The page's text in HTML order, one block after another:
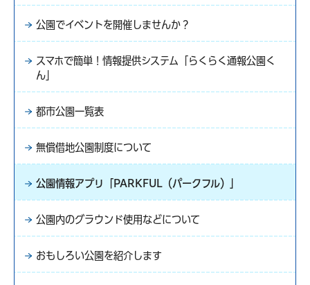
公園でイベントを開催しませんか？
スマホで簡単！情報提供システム「らくらく通報公園く
ん」
都市公園一覧表
無償借地公園制度について
公園情報アプリ「PARKFUL（パークフル）」
公園内のグラウンド使用などについて
おもしろい公園を紹介します